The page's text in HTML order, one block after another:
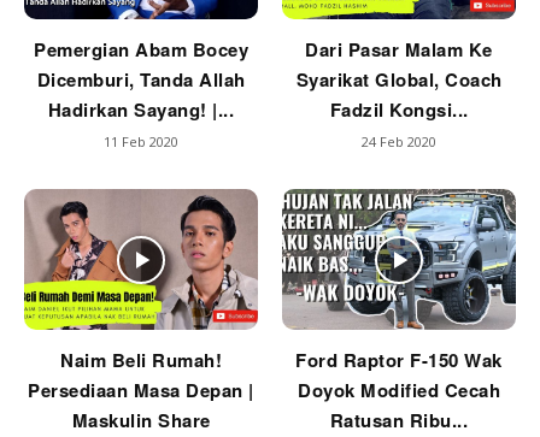
Pemergian Abam Bocey
Dicemburi, Tanda Allah
Hadirkan Sayang! |...
11 Feb 2020
Dari Pasar Malam Ke
Syarikat Global, Coach
Fadzil Kongsi...
24 Feb 2020
Naim Beli Rumah!
Persediaan Masa Depan |
Maskulin Share
Ford Raptor F-150 Wak
Doyok Modified Cecah
Ratusan Ribu...